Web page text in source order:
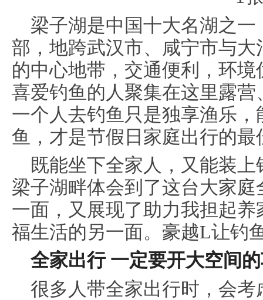
梁子湖是中国十大名湖之
部，地跨武汉市、咸宁市与
的中心地带，交通便利，环
喜爱钓鱼的人聚集在这里露
一个人去钓鱼只是独享渔乐
鱼，才是节假日家庭出行的最
既能坐下全家人，又能装
梁子湖畔体会到了这台大家庭
一面，又展现了助力我担起
福生活的另一面。豪越L让钓
全家出行 一定要开大空间
很多人带全家出行时，会